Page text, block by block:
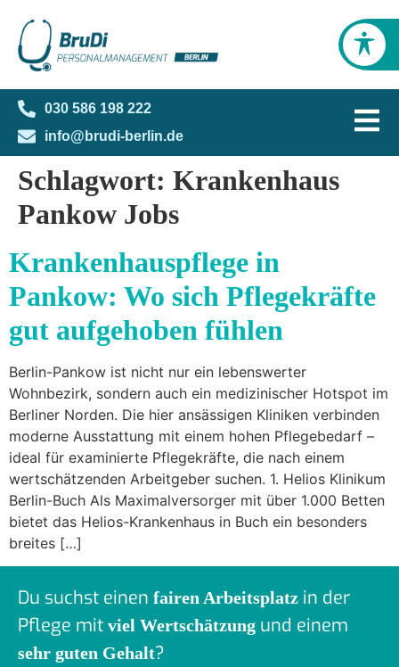
030 586 198 222
info@brudi-berlin.de
Schlagwort: Krankenhaus
Pankow Jobs
Krankenhauspflege in
Pankow: Wo sich Pflegekräfte
gut aufgehoben fühlen
Berlin-Pankow ist nicht nur ein lebenswerter
Wohnbezirk, sondern auch ein medizinischer Hotspot im
Berliner Norden. Die hier ansässigen Kliniken verbinden
moderne Ausstattung mit einem hohen Pflegebedarf –
ideal für examinierte Pflegekräfte, die nach einem
wertschätzenden Arbeitgeber suchen. 1. Helios Klinikum
Berlin-Buch Als Maximalversorger mit über 1.000 Betten
bietet das Helios-Krankenhaus in Buch ein besonders
breites […]
Du suchst einen fairen Arbeitsplatz in der
Pflege mit viel Wertschätzung und einem
sehr guten Gehalt?